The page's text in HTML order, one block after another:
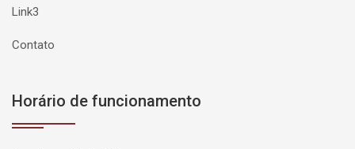
Link3
Contato
Horário de funcionamento